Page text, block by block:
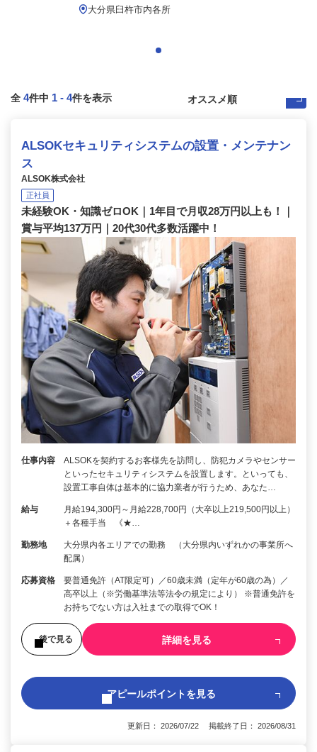
大分県臼杵市内各所
全 4件中 1 - 4件を表示
ALSOKセキュリティシステムの設置・メンテナン
ス
ALSOK株式会社
正社員
未経験OK・知識ゼロOK｜1年目で月収28万円以上も！｜
賞与平均137万円｜20代30代多数活躍中！
仕事内容
ALSOKを契約するお客様先を訪問し、防犯カメラやセンサー
といったセキュリティシステムを設置します。といっても、
設置工事自体は基本的に協力業者が行うため、あなた…
給与
月給194,300円～月給228,700円（大卒以上219,500円以上）
＋各種手当 《★…
勤務地
大分県内各エリアでの勤務 （大分県内いずれかの事業所へ
配属）
応募資格
要普通免許（AT限定可）／60歳未満（定年が60歳の為）／
高卒以上（※労働基準法等法令の規定により） ※普通免許を
お持ちでない方は入社までの取得でOK！
後で見る 詳細を見る
アピールポイントを見る
更新日： 2026/07/22 掲載終了日： 2026/08/31